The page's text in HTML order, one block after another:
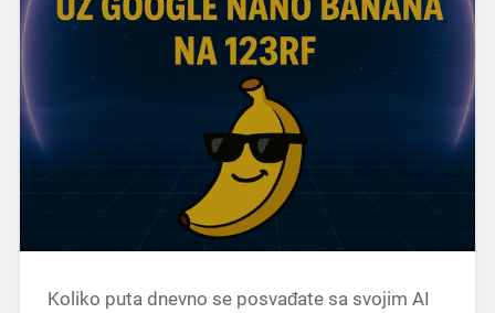
Koliko puta dnevno se posvađate sa svojim AI